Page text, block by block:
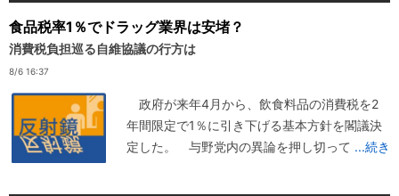
食品税率1％でドラッグ業界は安堵？
消費税負担巡る自維協議の行方は
8/6 16:37
政府が来年4月から、飲食料品の消費税を2
年間限定で1％に引き下げる基本方針を閣議決
定した。 与野党内の異論を押し切って ...続き